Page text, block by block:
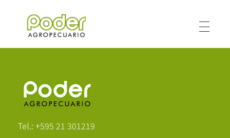
Tel.: +595 21 301219